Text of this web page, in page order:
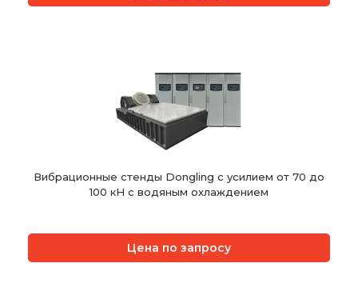
Вибрационные стенды Dongling с усилием от 70 до
100 кН с водяным охлаждением
Цена по запросу